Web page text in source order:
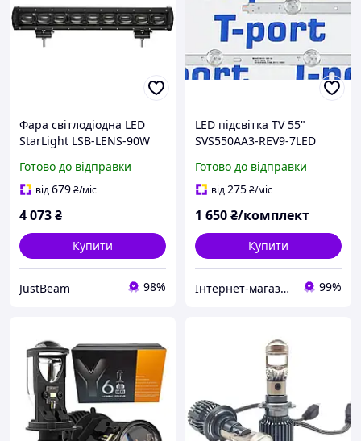
Фара світлодіодна LED
StarLight LSB-LENS-90W
Готово до відправки
від679₴/міс
4 073₴
Купити
JustBeam 98%
LED підсвітка TV 55"
SVS550AA3-REV9-7LED
(2014CURVED55-FCOM9-
REV1.0)
Готово до відправки
від275₴/міс
1 650₴/комплект
Купити
Інтернет-магазин T-port 99%